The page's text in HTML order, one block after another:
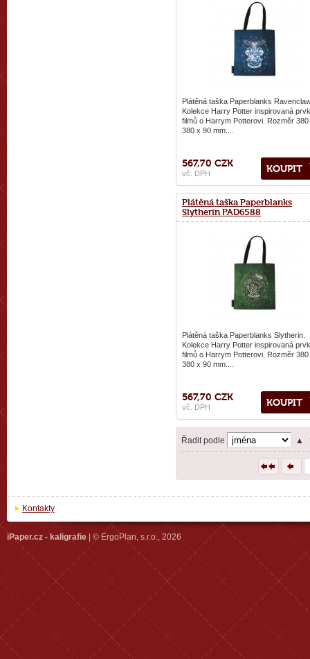
Plátěná taška Paperblanks
Kolekce Harry Potter inspirovaná
filmů o Harrym Potterovi. Rozměr
380 x 90 mm....
KOUPIT
567,70 CZK
vč. DPH
Plátěná taška Paperblanks
Slytherin PAD6588
Plátěná taška Paperblanks Slytherin.
Kolekce Harry Potter inspirovaná
filmů o Harrym Potterovi. Rozměr
380 x 90 mm....
KOUPIT
567,70 CZK
vč. DPH
Řadit podle ▲
Kontakty
iPaper.cz - kaligrafie | © ErgoPlan, s.r.o., 2026